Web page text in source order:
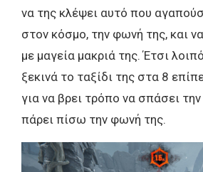
να της κλέψει αυτό που
στον κόσμο, την φωνή της, και
με μαγεία μακριά της. Έτσι
ξεκινά το ταξίδι της στα 8
για να βρει τρόπο να σπάσει την
πάρει πίσω την φωνή της.